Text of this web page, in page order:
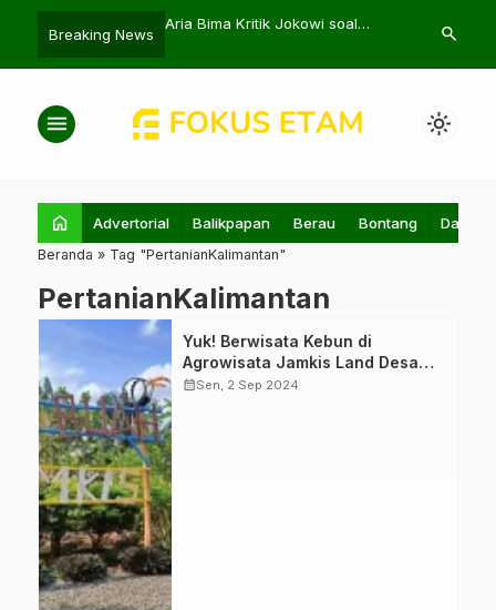
Breaking News
di Serie A
Aria Bima Kritik Jokowi soal
Pemkot
search
menu light_mode
home Advertorial Balikpapan Berau Bontang Daerah
Beranda » Tag "PertanianKalimantan"
PertanianKalimantan
Agrowisata
Jamkis Land
Garden di Paser
mendukung
program Paser
Berbuah dengan
menawarkan
wisata edukasi
pertanian dan
berbagai fasilitas
menarik bagi
pengunjung.
Yuk! Berwisata Kebun di
Agrowisata Jamkis Land Desa
Kerang
calendar_monthSen, 2 Sep 2024